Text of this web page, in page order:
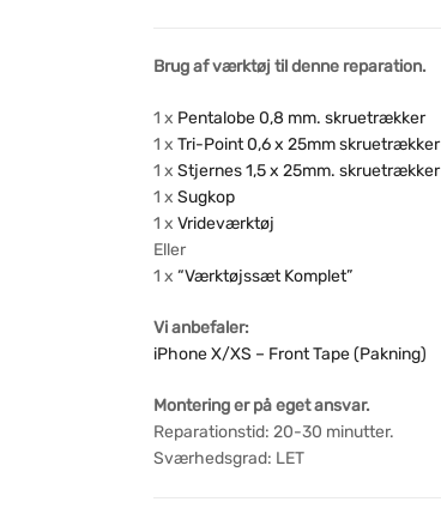
Brug af værktøj til denne reparation.
1 x Pentalobe 0,8 mm. skruetrækker
1 x Tri-Point 0,6 x 25mm skruetrækker
1 x Stjernes 1,5 x 25mm. skruetrækker
1 x Sugkop
1 x Vrideværktøj
Eller
1 x “Værktøjssæt Komplet”
Vi anbefaler:
iPhone X/XS – Front Tape (Pakning)
Montering er på eget ansvar.
Reparationstid: 20-30 minutter.
Sværhedsgrad: LET